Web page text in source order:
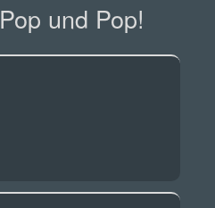
und Pop!